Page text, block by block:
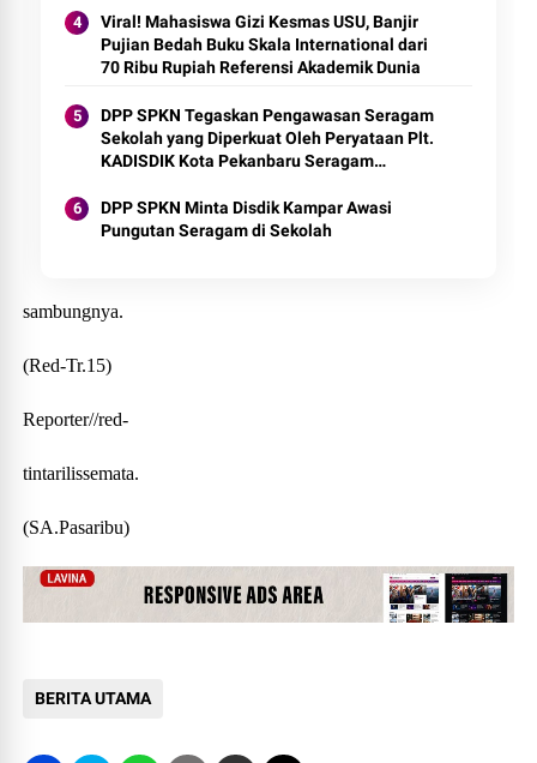
Viral! Mahasiswa Gizi Kesmas USU, Banjir
Pujian Bedah Buku Skala International dari
70 Ribu Rupiah Referensi Akademik Dunia
DPP SPKN Tegaskan Pengawasan Seragam
Sekolah yang Diperkuat Oleh Peryataan Plt.
KADISDIK Kota Pekanbaru Seragam
DPP SPKN Minta Disdik Kampar Awasi
Pungutan Seragam di Sekolah
sambungnya.
(Red-Tr.15)
Reporter//red-
tintarilissemata.
(SA.Pasaribu)
BERITA UTAMA